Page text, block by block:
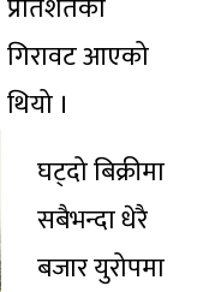
गिरावट आएको
थियो ।
घट्दो बिक्रीमा
सबैभन्दा धेरै
बजार युरोपमा